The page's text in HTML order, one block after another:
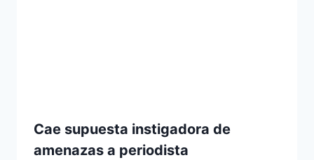
Cae supuesta instigadora de
amenazas a periodista